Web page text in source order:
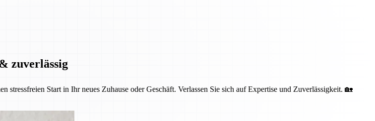
zuverlässig
Start in Ihr neues Zuhause oder Geschäft. Verlassen Sie sich auf Expertise und Zuverlässigkeit. 🏡